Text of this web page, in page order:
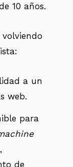
10 años.
a un
web.
para
de